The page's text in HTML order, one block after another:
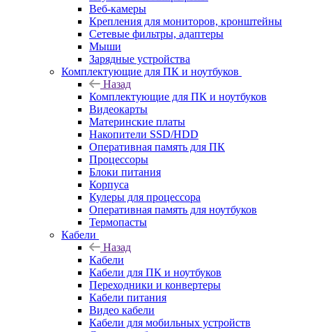
Веб-камеры
Крепления для мониторов, кронштейны
Сетевые фильтры, адаптеры
Мыши
Зарядные устройства
Комплектующие для ПК и ноутбуков
Назад
Комплектующие для ПК и ноутбуков
Видеокарты
Материнские платы
Накопители SSD/HDD
Оперативная память для ПК
Процессоры
Блоки питания
Корпуса
Кулеры для процессора
Оперативная память для ноутбуков
Термопасты
Кабели
Назад
Кабели
Кабели для ПК и ноутбуков
Переходники и конвертеры
Кабели питания
Видео кабели
Кабели для мобильных устройств